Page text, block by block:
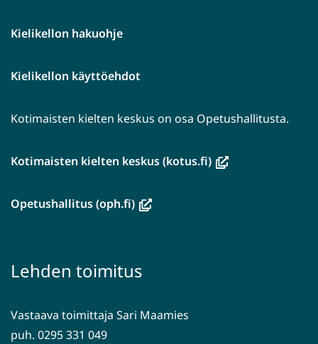
Kielikellon hakuohje
Kielikellon käyttöehdot
Kotimaisten kielten keskus on osa Opetushallitusta.
Kotimaisten kielten keskus (kotus.fi)(avautuu
Opetushallitus (oph.fi)(avautuu
toiseen
Lehden toimitus
Vastaava toimittaja Sari Maamies
puh. 0295 331 049